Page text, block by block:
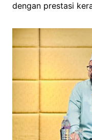
dengan prestasi